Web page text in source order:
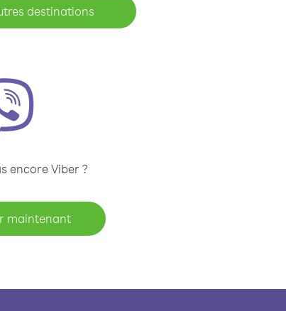
destinations
encore Viber ?
maintenant